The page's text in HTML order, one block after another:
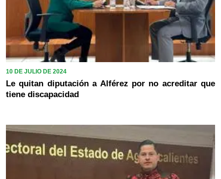
10 DE JULIO DE 2024
Le quitan diputación a Alférez por no acreditar que
tiene discapacidad